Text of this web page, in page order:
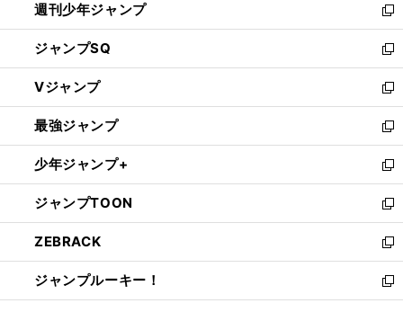
く
週刊少年ジャンプ
新
し
い
ウ
ィ
ン
ド
ウ
で
開
く
ジャンプSQ
新
し
い
ウ
ィ
ン
ド
ウ
で
開
く
Vジャンプ
新
し
い
ウ
ィ
ン
ド
ウ
で
開
く
最強ジャンプ
新
し
い
ウ
ィ
ン
ド
ウ
で
開
少年ジャンプ+
新
し
い
ウ
ィ
ン
ド
ウ
ジャンプTOON
新
し
い
ウ
ィ
ン
ZEBRACK
新
し
い
ウ
ジャンプルーキー！
新
し